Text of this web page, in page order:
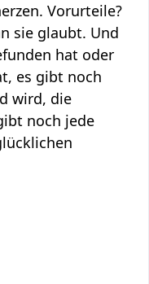
Vorurteile?
sie glaubt. Und
hat oder
es gibt noch
wird, die
noch jede